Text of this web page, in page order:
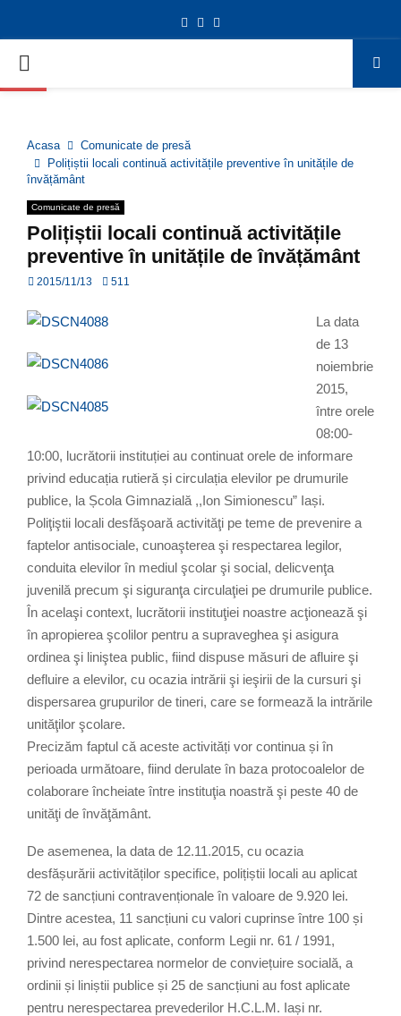
Deschide bara de unelte
Facebook
Twitter
PRIMARY
Acasa
Comunicate de presă
Polițiștii locali continuă activitățile preventive în unitățile de
învățământ
Comunicate de presă
Polițiștii locali continuă activitățile
preventive în unitățile de învățământ
2015/11/13 511
La data
de 13
noiembrie
2015,
între orele
08:00-
10:00, lucrătorii instituției au continuat orele de informare
privind educația rutieră și circulația elevilor pe drumurile
publice, la Școla Gimnazială ,,Ion Simionescu” Iași.
Poliţiştii locali desfăşoară activităţi pe teme de prevenire a
faptelor antisociale, cunoaşterea şi respectarea legilor,
conduita elevilor în mediul şcolar şi social, delicvenţa
juvenilă precum şi siguranţa circulaţiei pe drumurile publice.
În acelaşi context, lucrătorii instituţiei noastre acţionează şi
în apropierea şcolilor pentru a supraveghea şi asigura
ordinea şi liniştea public, fiind dispuse măsuri de afluire şi
defluire a elevilor, cu ocazia intrării şi ieşirii de la cursuri şi
dispersarea grupurilor de tineri, care se formează la intrările
unităţilor şcolare.
Precizăm faptul că aceste activități vor continua și în
perioada următoare, fiind derulate în baza protocoalelor de
colaborare încheiate între instituţia noastră şi peste 40 de
unităţi de învăţământ.
De asemenea, la data de 12.11.2015, cu ocazia
desfășurării activităților specifice, polițiștii locali au aplicat
72 de sancțiuni contravenționale în valoare de 9.920 lei.
Dintre acestea, 11 sancțiuni cu valori cuprinse între 100 și
1.500 lei, au fost aplicate, conform Legii nr. 61 / 1991,
privind nerespectarea normelor de conviețuire socială, a
ordinii și liniștii publice și 25 de sancțiuni au fost aplicate
pentru nerespectarea prevederilor H.C.L.M. Iași nr.